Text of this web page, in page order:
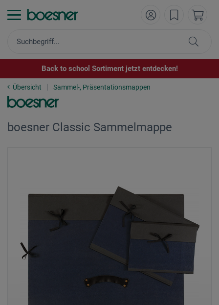
Back to school Sortiment jetzt entdecken!
Übersicht Sammel-, Präsentationsmappen
boesner Classic Sammelmappe